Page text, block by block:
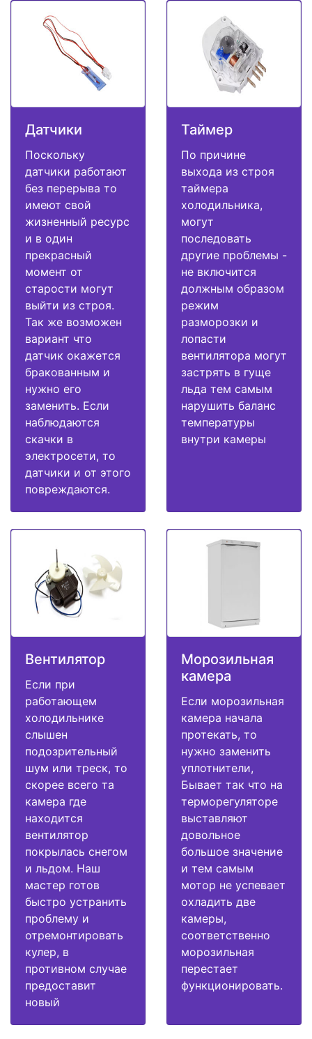
Датчики
Поскольку
датчики работают
без перерыва то
имеют свой
жизненный ресурс
и в один
прекрасный
момент от
старости могут
выйти из строя.
Так же возможен
вариант что
датчик окажется
бракованным и
нужно его
заменить. Если
наблюдаются
скачки в
электросети, то
датчики и от этого
повреждаются.
Таймер
По причине
выхода из строя
таймера
холодильника,
могут
последовать
другие проблемы -
не включится
должным образом
режим
разморозки и
лопасти
вентилятора могут
застрять в гуще
льда тем самым
нарушить баланс
температуры
внутри камеры
Вентилятор
Если при
работающем
холодильнике
слышен
подозрительный
шум или треск, то
скорее всего та
камера где
находится
вентилятор
покрылась снегом
и льдом. Наш
мастер готов
быстро устранить
проблему и
отремонтировать
кулер, в
противном случае
предоставит
новый
Морозильная
камера
Если морозильная
камера начала
протекать, то
нужно заменить
уплотнители,
Бывает так что на
терморегуляторе
выставляют
довольное
большое значение
и тем самым
мотор не успевает
охладить две
камеры,
соответственно
морозильная
перестает
функционировать.